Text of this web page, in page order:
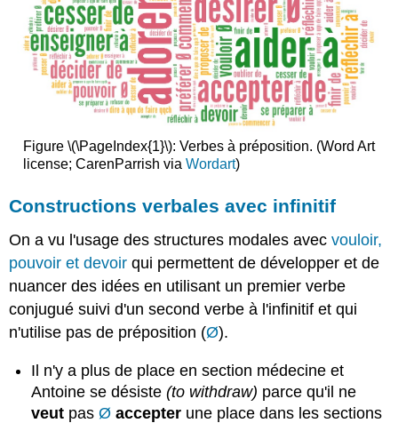
!
Activité
A​
Réponses
Activité
Réponses
Activité
Réponses
!
Ressources
en
ligne
Exercice
1
constructions
infinitives
Figure \(\PageIndex{1}\): Verbes à préposition. (Word Art
license; CarenParrish via Wordart)
Constructions verbales avec infinitif
On a vu l'usage des structures modales avec vouloir,
pouvoir et devoir qui permettent de développer et de
nuancer des idées en utilisant un premier verbe
conjugué suivi d'un second verbe à l'infinitif et qui
n'utilise pas de préposition (Ø).
Il n'y a plus de place en section médecine et
Antoine se désiste(to withdraw) parce qu'il ne
veut pasØ accepter une place dans les sections